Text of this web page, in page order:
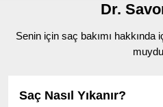
Dr.
Senin için saç bakımı hakkında
Saç Nasıl Yıkanır?